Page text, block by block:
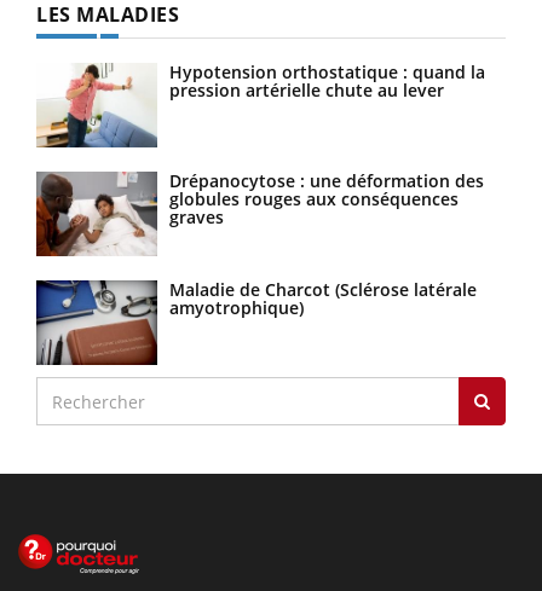
LES MALADIES
Hypotension orthostatique : quand la
pression artérielle chute au lever
Drépanocytose : une déformation des
globules rouges aux conséquences
graves
Maladie de Charcot (Sclérose latérale
amyotrophique)